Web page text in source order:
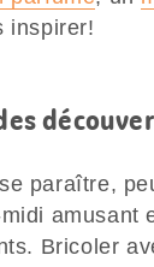
inspirer!
paraître,
amusant
Bricoler